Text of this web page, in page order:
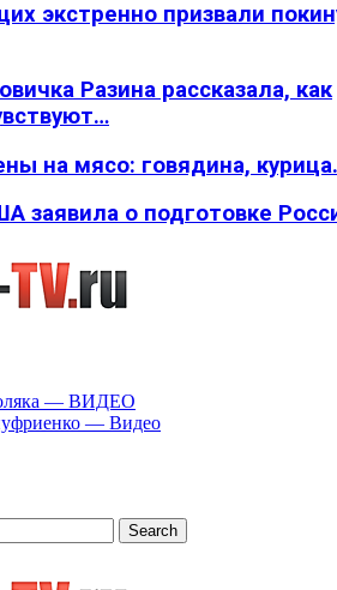
экстренно призвали
Разина рассказала, как
на мясо: говядина,
заявила о подготовке
— ВИДЕО
— Видео
Search